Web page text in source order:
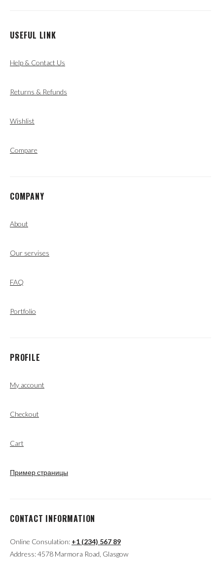
USEFUL LINK
Help & Contact Us
Returns & Refunds
Wishlist
Compare
COMPANY
About
Our servises
FAQ
Portfolio
PROFILE
My account
Checkout
Cart
Пример страницы
CONTACT INFORMATION
Online Consulation: +1 (234) 567 89
Address: 4578 Marmora Road, Glasgow